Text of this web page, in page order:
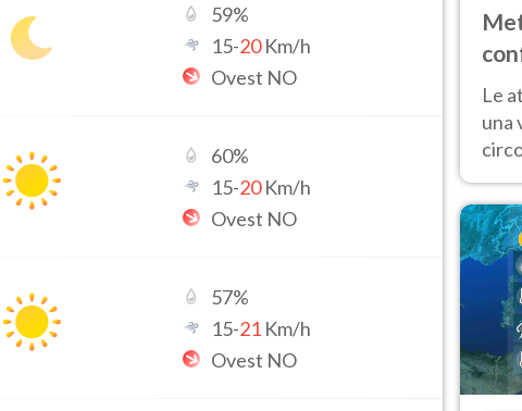
59%
15-20Km/h
Ovest NO
60%
15-20Km/h
Ovest NO
57%
15-21 Km/h
Ovest NO
Le
una